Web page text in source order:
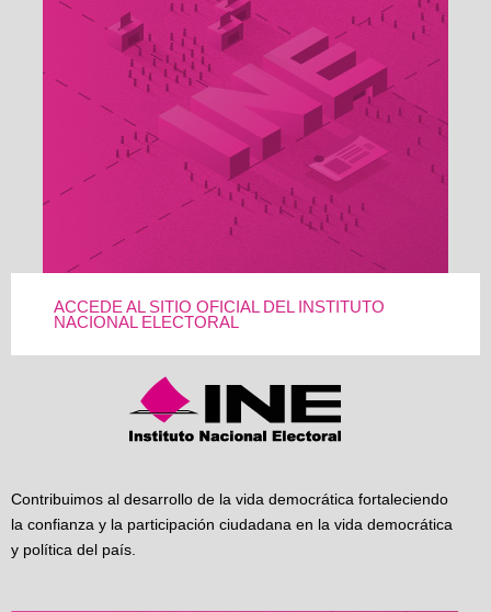
ACCEDE AL SITIO OFICIAL DEL INSTITUTO
NACIONAL ELECTORAL
Contribuimos al desarrollo de la vida democrática fortaleciendo
la confianza y la participación ciudadana en la vida democrática
y política del país.